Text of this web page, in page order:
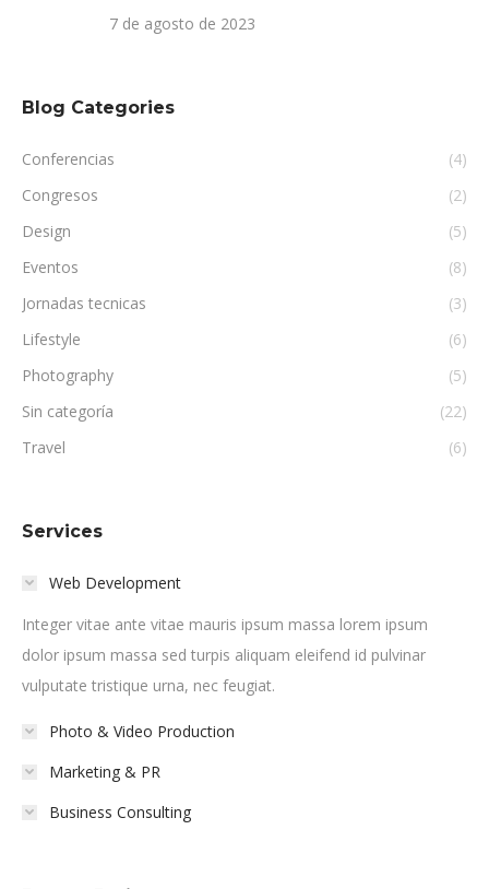
7 de agosto de 2023
Blog Categories
Conferencias
(4)
Congresos
(2)
Design
(5)
Eventos
(8)
Jornadas tecnicas
(3)
Lifestyle
(6)
Photography
(5)
Sin categoría
(22)
Travel
(6)
Services
Web Development
Integer vitae ante vitae mauris ipsum massa lorem ipsum
dolor ipsum massa sed turpis aliquam eleifend id pulvinar
vulputate tristique urna, nec feugiat.
Photo & Video Production
Marketing & PR
Business Consulting